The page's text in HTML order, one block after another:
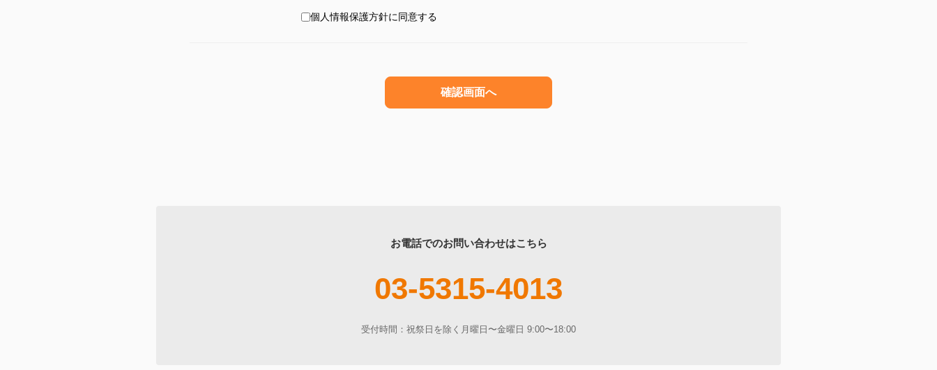
個人情報保護方針に同意する
お電話でのお問い合わせはこちら
03-5315-4013
受付時間：祝祭日を除く月曜日〜金曜日 9:00〜18:00